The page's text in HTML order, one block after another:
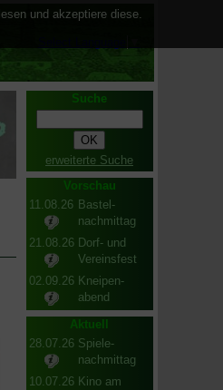
Suche
erweiterte Suche
Vorschau
11.08.26 Bastel-
nachmittag
21.08.26 Dorf- und
Vereinsfest
02.09.26 Kneipen-
abend
Aktuell
28.07.26 Spiele-
nachmittag
10.07.26 Kino am
und akzeptiere diese.